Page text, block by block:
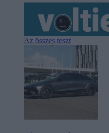
Az összes teszt